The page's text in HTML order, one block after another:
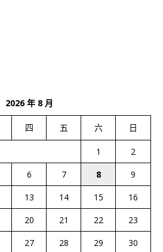
2026 年 8 月
四 五 六 日
1
2
6 7 8
9
13 14 15
16
20 21 22
23
27 28 29
30